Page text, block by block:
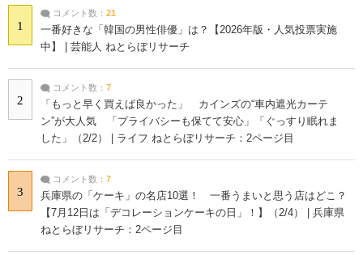
1
コメント数： 21
一番好きな「韓国の男性俳優」は？【2026年版・人気投票実施
中】 | 芸能人 ねとらぼリサーチ
2
コメント数： 7
「もっと早く買えば良かった」 カインズの“車内遮光カーテ
ン”が大人気 「プライバシーも保てて安心」「ぐっすり眠れま
した」（2/2） | ライフ ねとらぼリサーチ：2ページ目
3
コメント数： 7
兵庫県の「ケーキ」の名店10選！ 一番うまいと思う店はどこ？
【7月12日は「デコレーションケーキの日」！】（2/4） | 兵庫県
ねとらぼリサーチ：2ページ目